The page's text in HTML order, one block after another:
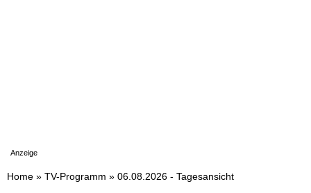
Anzeige
Home » TV-Programm » 06.08.2026 - Tagesansicht